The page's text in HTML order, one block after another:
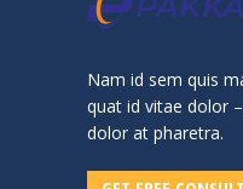
Nam id sem quis
quat id vitae dolor
dolor at pharetra.